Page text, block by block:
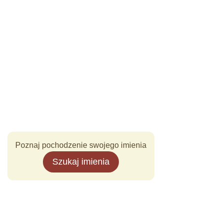
Poznaj pochodzenie swojego imienia
Szukaj imienia